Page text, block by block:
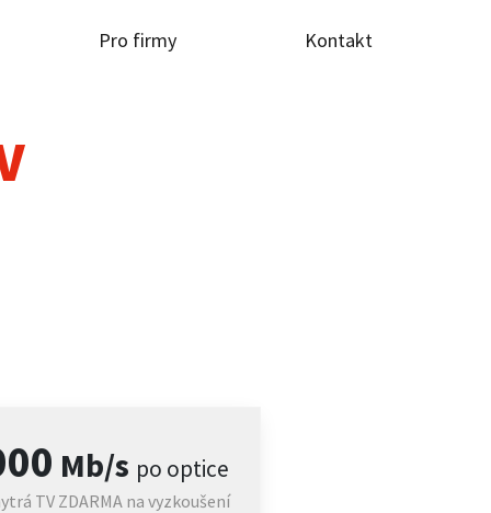
Pro firmy Kontakt
Mb/s po optice
TV ZDARMA na vyzkoušení